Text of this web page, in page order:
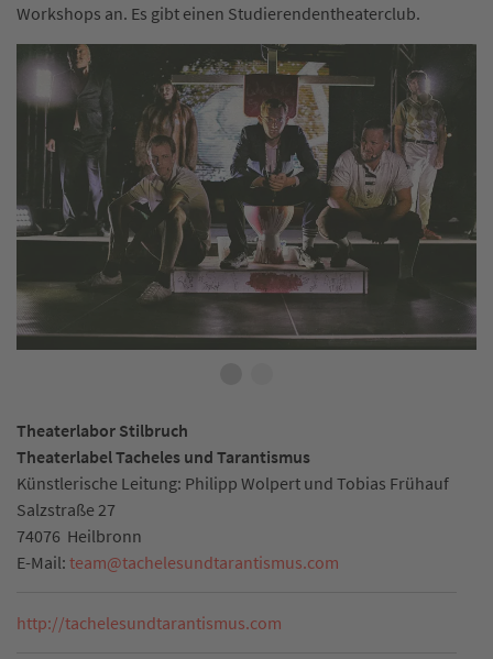
Workshops an. Es gibt einen Studierendentheaterclub.
Theaterlabor Stilbruch
Theaterlabel Tacheles und Tarantismus
Künstlerische Leitung: Philipp Wolpert und Tobias Frühauf
Salzstraße 27
74076 Heilbronn
E-Mail: team@tachelesundtarantismus.com
http://tachelesundtarantismus.com